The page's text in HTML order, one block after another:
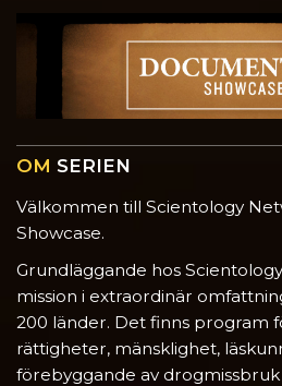
OM SERIEN
Välkommen till Scientology
Showcase.
Grundläggande hos
mission i extraordinär
200 länder. Det finns program
rättigheter, mänsklighet,
förebyggande av